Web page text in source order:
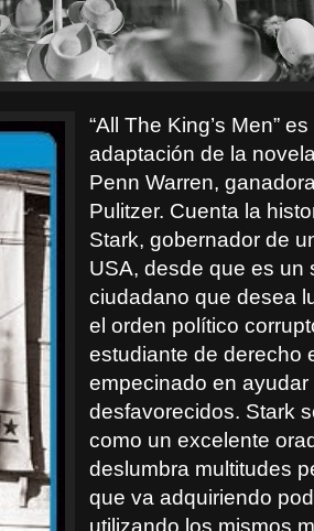
“All The King’s Men”
adaptación de la
Penn Warren,
Pulitzer. Cuenta la
Stark, gobernador de
USA, desde que es un
ciudadano que desea
el orden político
estudiante de derecho
empecinado en ayudar
desfavorecidos. Stark
como un excelente
deslumbra multitudes
que va adquiriendo